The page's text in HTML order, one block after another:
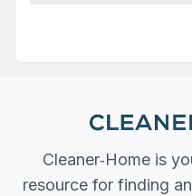
Cleaner‐Home is
resource for finding